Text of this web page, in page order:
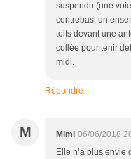
suspendu (une
contrebas, un
toits devant une
collée pour tenir
midi.
Répondre
M Mimi 06/06/2018
Elle n’a plus